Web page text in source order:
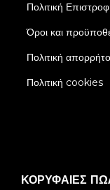
Πολιτική
Όροι και
Πολιτική
Πολιτική cookies
ΚΟΡΥΦΑΊΕΣ